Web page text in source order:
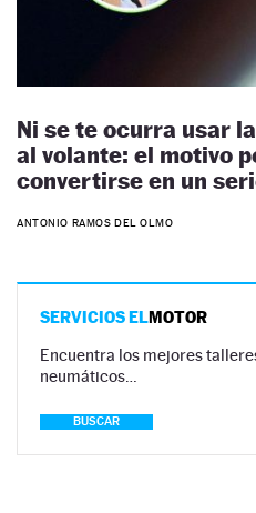
Ni se te ocurra usar
al volante: el motivo
convertirse en un
ANTONIO RAMOS DEL OLMO
SERVICIOS ELMOTOR
Encuentra los mejores
neumáticos…
BUSCAR